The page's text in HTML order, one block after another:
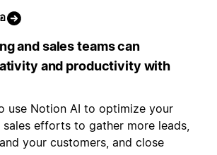
and sales teams can
and productivity with
use Notion AI to optimize your
sales efforts to gather more leads,
your customers, and close